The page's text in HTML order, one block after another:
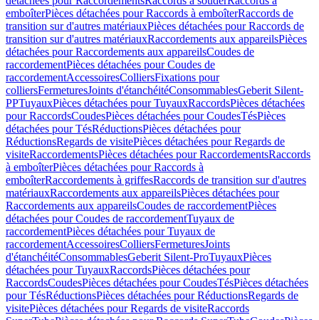
emboîterPièces détachées pour Raccords à emboîterRaccords de
transition sur d'autres matériauxPièces détachées pour Raccords de
transition sur d'autres matériauxRaccordements aux appareilsPièces
détachées pour Raccordements aux appareilsCoudes de
raccordementPièces détachées pour Coudes de
raccordementAccessoiresColliersFixations pour
colliersFermeturesJoints d'étanchéitéConsommablesGeberit Silent-
PPTuyauxPièces détachées pour TuyauxRaccordsPièces détachées
pour RaccordsCoudesPièces détachées pour CoudesTésPièces
détachées pour TésRéductionsPièces détachées pour
RéductionsRegards de visitePièces détachées pour Regards de
visiteRaccordementsPièces détachées pour RaccordementsRaccords
à emboîterPièces détachées pour Raccords à
emboîterRaccordements à griffesRaccords de transition sur d'autres
matériauxRaccordements aux appareilsPièces détachées pour
Raccordements aux appareilsCoudes de raccordementPièces
détachées pour Coudes de raccordementTuyaux de
raccordementPièces détachées pour Tuyaux de
raccordementAccessoiresColliersFermeturesJoints
d'étanchéitéConsommablesGeberit Silent-ProTuyauxPièces
détachées pour TuyauxRaccordsPièces détachées pour
RaccordsCoudesPièces détachées pour CoudesTésPièces détachées
pour TésRéductionsPièces détachées pour RéductionsRegards de
visitePièces détachées pour Regards de visiteRaccords